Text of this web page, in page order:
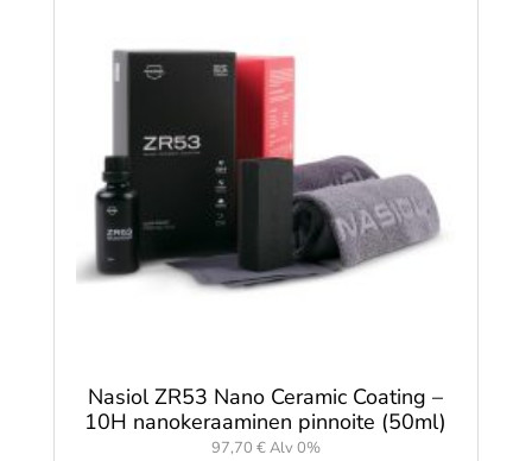
Nasiol ZR53 Nano Ceramic Coating –
10H nanokeraaminen pinnoite (50ml)
97,70 €Alv 0%